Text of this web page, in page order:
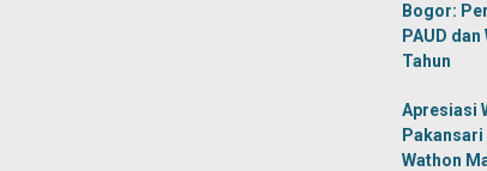
Bogor:
PAUD
Tahun
Apresiasi
Pakansari
Wathon